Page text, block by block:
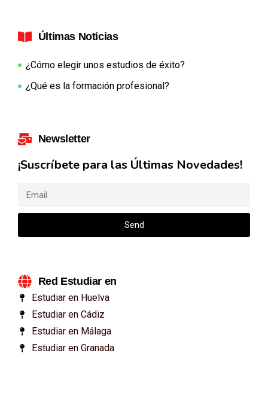
Últimas Noticias
¿Cómo elegir unos estudios de éxito?
¿Qué es la formación profesional?
Newsletter
¡Suscríbete para las Últimas Novedades!
Send
Red Estudiar en
Estudiar en Huelva
Estudiar en Cádiz
Estudiar en Málaga
Estudiar en Granada